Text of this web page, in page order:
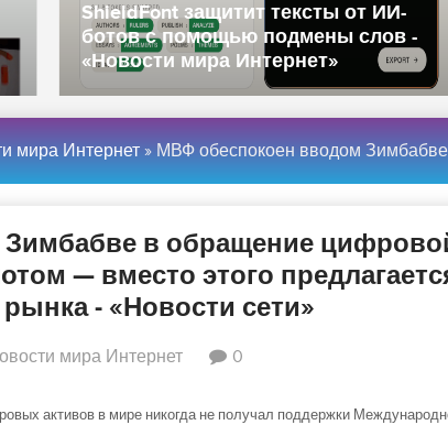
ShieldFont защитит тексты от ИИ-
ботов с помощью подмены слов -
«Новости мира Интернет»
мира Интернет » МВФ обеспокоен вводом Зимбабве в обращение цифровой валюты, обеспеченной золотом — вместо этого предлагается
в обращение
— вместо этого
- «Новости сети»
мира Интернет 0
активов в мире никогда не получал поддержки